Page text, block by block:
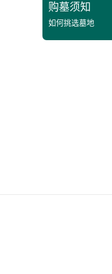
购墓须知
如何挑选墓地